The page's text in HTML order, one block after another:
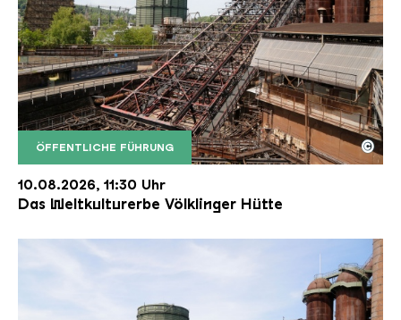
ÖFFENTLICHE FÜHRUNG
Der Erzschrägaufzug der Völklinger Hütte mit
Copyright: Weltkulturerbe Völklinger Hütte | Karl
©
10.08.2026, 11:30 Uhr
Das Weltkulturerbe Völklinger Hütte